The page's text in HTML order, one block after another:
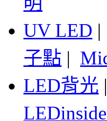
UV LED |
子點 |
LED背光 |